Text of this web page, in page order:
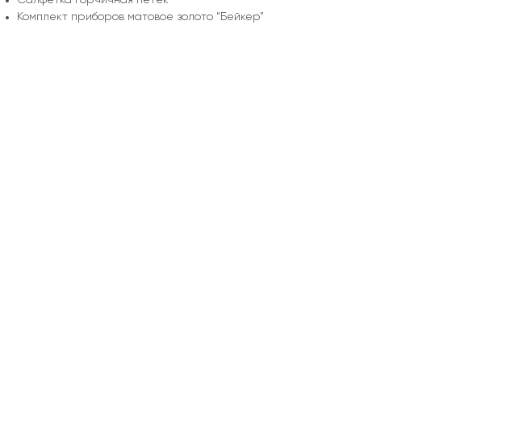
Комплект приборов матовое золото “Бейкер”